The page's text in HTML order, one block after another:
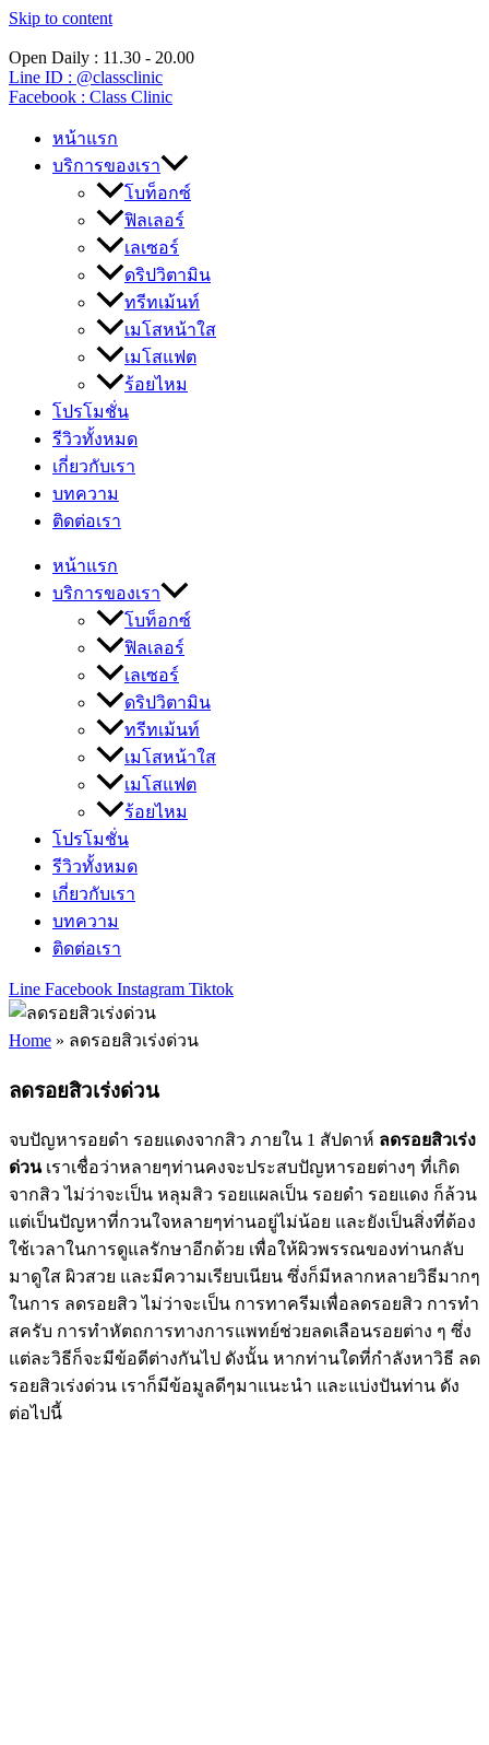
Skip to content
Open Daily : 11.30 - 20.00
Line ID : @classclinic​
Facebook : Class Clinic
หน้าแรก
บริการของเรา
โบท็อกซ์
ฟิลเลอร์
เลเซอร์
ดริปวิตามิน
ทรีทเม้นท์
เมโสหน้าใส
เมโสแฟต
ร้อยไหม
โปรโมชั่น
รีวิวทั้งหมด
เกี่ยวกับเรา
บทความ
ติดต่อเรา
หน้าแรก
บริการของเรา
โบท็อกซ์
ฟิลเลอร์
เลเซอร์
ดริปวิตามิน
ทรีทเม้นท์
เมโสหน้าใส
เมโสแฟต
ร้อยไหม
โปรโมชั่น
รีวิวทั้งหมด
เกี่ยวกับเรา
บทความ
ติดต่อเรา
Line Facebook Instagram Tiktok
Home » ลดรอยสิวเร่งด่วน
ลดรอยสิวเร่งด่วน
จบปัญหารอยดำ รอยแดงจากสิว ภายใน 1 สัปดาห์ ลดรอยสิวเร่ง
ด่วนเราเชื่อว่าหลายๆท่านคงจะประสบปัญหารอยต่างๆ ที่เกิด
จากสิว ไม่ว่าจะเป็น หลุมสิว รอยแผลเป็น รอยดำ รอยแดง ก็ล้วน
แต่เป็นปัญหาที่กวนใจหลายๆท่านอยู่ไม่น้อย และยังเป็นสิ่งที่ต้อง
ใช้เวลาในการดูแลรักษาอีกด้วย เพื่อให้ผิวพรรณของท่านกลับ
มาดูใส ผิวสวย และมีความเรียบเนียน ซึ่งก็มีหลากหลายวิธีมากๆ
ในการ ลดรอยสิว ไม่ว่าจะเป็น การทาครีมเพื่อลดรอยสิว การทำ
สครับ การทำหัตถการทางการแพทย์ช่วยลดเลือนรอยต่าง ๆ ซึ่ง
แต่ละวิธีก็จะมีข้อดีต่างกันไป ดังนั้น หากท่านใดที่กำลังหาวิธี ลด
รอยสิวเร่งด่วน เราก็มีข้อมูลดีๆมาแนะนำ และแบ่งปันท่าน ดัง
ต่อไปนี้